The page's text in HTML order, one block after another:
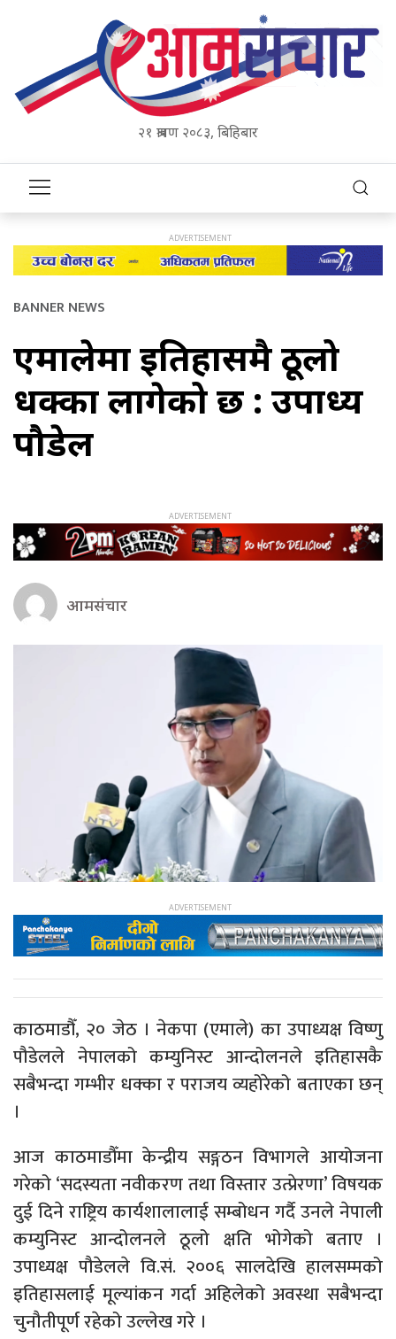
२१ श्रावण २०८३, बिहिबार
BANNER NEWS
एमालेमा इतिहासमै ठूलो
धक्का लागेको छ : उपाध्यक्ष
पौडेल
आमसंचार
काठमाडौँ, २० जेठ । नेकपा (एमाले) का उपाध्यक्ष विष्णु
पौडेलले नेपालको कम्युनिस्ट आन्दोलनले इतिहासकै
सबैभन्दा गम्भीर धक्का र पराजय व्यहोरेको बताएका छन्
।
आज काठमाडौँमा केन्द्रीय सङ्गठन विभागले आयोजना
गरेको ‘सदस्यता नवीकरण तथा विस्तार उत्प्रेरणा’ विषयक
दुई दिने राष्ट्रिय कार्यशालालाई सम्बोधन गर्दै उनले नेपाली
कम्युनिस्ट आन्दोलनले ठूलो क्षति भोगेको बताए ।
उपाध्यक्ष पौडेलले वि.सं. २००६ सालदेखि हालसम्मको
इतिहासलाई मूल्यांकन गर्दा अहिलेको अवस्था सबैभन्दा
चुनौतीपूर्ण रहेको उल्लेख गरे ।